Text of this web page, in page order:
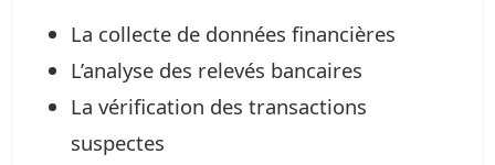
La collecte de données financières
L’analyse des relevés bancaires
La vérification des transactions
suspectes